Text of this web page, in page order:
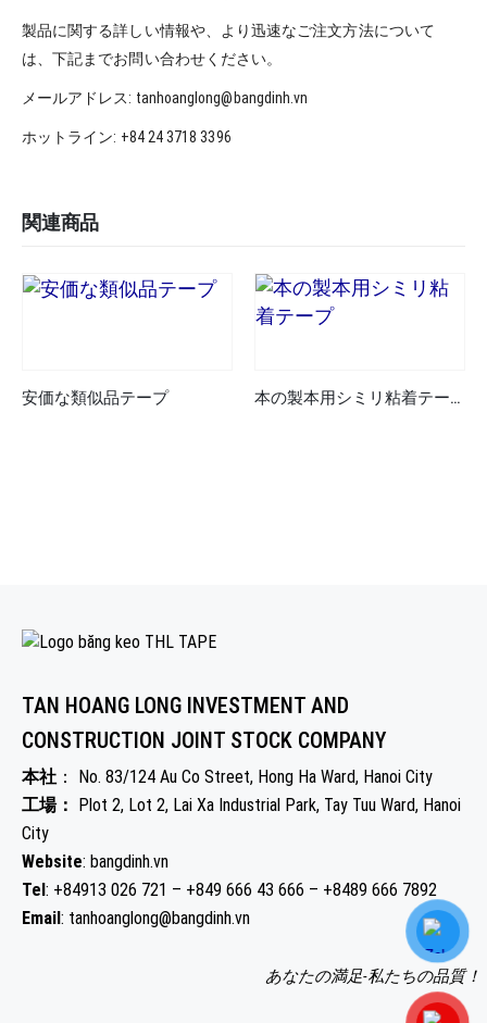
製品に関する詳しい情報や、より迅速なご注文方法について
は、下記までお問い合わせください。
メールアドレス: tanhoanglong@bangdinh.vn
ホットライン: +84 24 3718 3396
関連商品
安価な類似品テープ 本の製本用シミリ粘着テープ
TAN HOANG LONG INVESTMENT AND
CONSTRUCTION JOINT STOCK COMPANY
本社 ： No. 83/124 Au Co Street, Hong Ha Ward, Hanoi City
工場： Plot 2, Lot 2, Lai Xa Industrial Park, Tay Tuu Ward, Hanoi
City
Website: bangdinh.vn
Tel: +84913 026 721 – +849 666 43 666 – +8489 666 7892
Email: tanhoanglong@bangdinh.vn
あなたの満足-私たちの品質！